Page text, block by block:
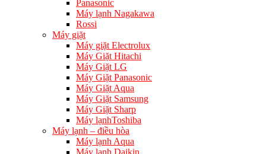
Panasonic
Máy lạnh Nagakawa
Rossi
Máy giặt
Máy giặt Electrolux
Máy Giặt Hitachi
Máy Giặt LG
Máy Giặt Panasonic
Máy Giặt Aqua
Máy Giặt Samsung
Máy Giặt Sharp
Máy lạnhToshiba
Máy lạnh – điều hòa
Máy lạnh Aqua